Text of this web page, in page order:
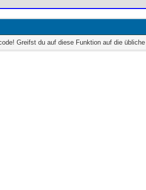
Greifst du auf diese Funktion auf die